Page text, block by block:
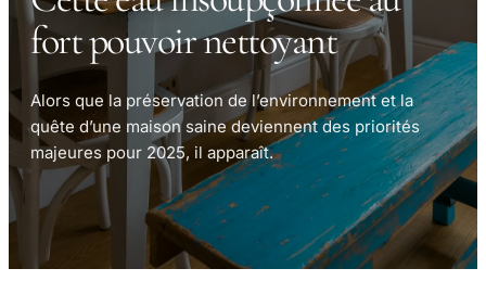
fort pouvoir nettoyant
Alors que la préservation de l’environnement et la
quête d’une maison saine deviennent des priorités
majeures pour 2025, il apparaît.